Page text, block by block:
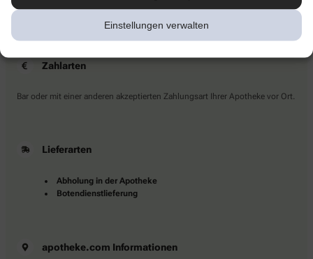
Einstellungen verwalten
Kontaktieren Sie uns direkt.
Zahlarten
Bar oder mit einer anderen akzeptierten Zahlungsart Ihrer Apotheke vor Ort.
Lieferarten
Abholung in der Apotheke
Botendienstlieferung
apotheke.com Informationen